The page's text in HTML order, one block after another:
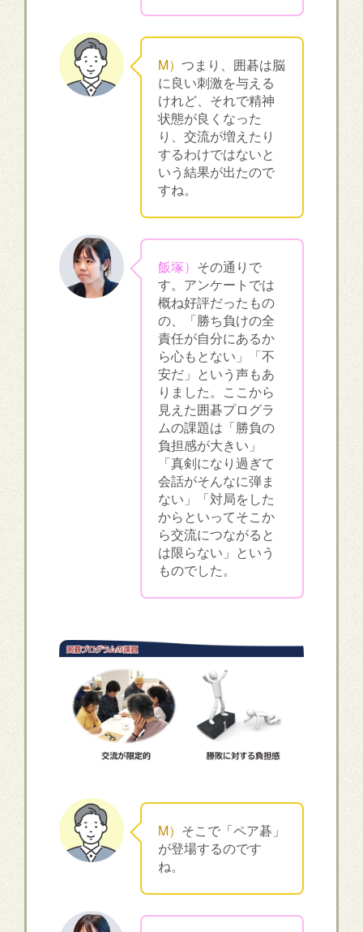
M） つまり、囲碁は脳
に良い刺激を与える
けれど、それで精神
状態が良くなった
り、交流が増えたり
するわけではないと
いう結果が出たので
すね。
飯塚） その通りで
す。アンケートでは
概ね好評だったもの
の、「勝ち負けの全
責任が自分にあるか
ら心もとない」「不
安だ」という声もあ
りました。ここから
見えた囲碁プログラ
ムの課題は「勝負の
負担感が大きい」
「真剣になり過ぎて
会話がそんなに弾ま
ない」「対局をした
からといってそこか
ら交流につながると
は限らない」という
ものでした。
M） そこで「ペア碁」
が登場するのです
ね。